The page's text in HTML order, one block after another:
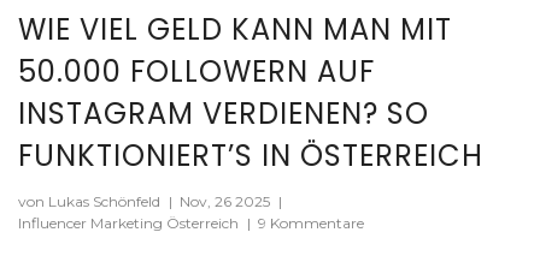
WIE VIEL GELD KANN MAN MIT
50.000 FOLLOWERN AUF
INSTAGRAM VERDIENEN? SO
FUNKTIONIERT’S IN ÖSTERREICH
von Lukas Schönfeld | Nov, 26 2025 |
Influencer Marketing Österreich | 9 Kommentare